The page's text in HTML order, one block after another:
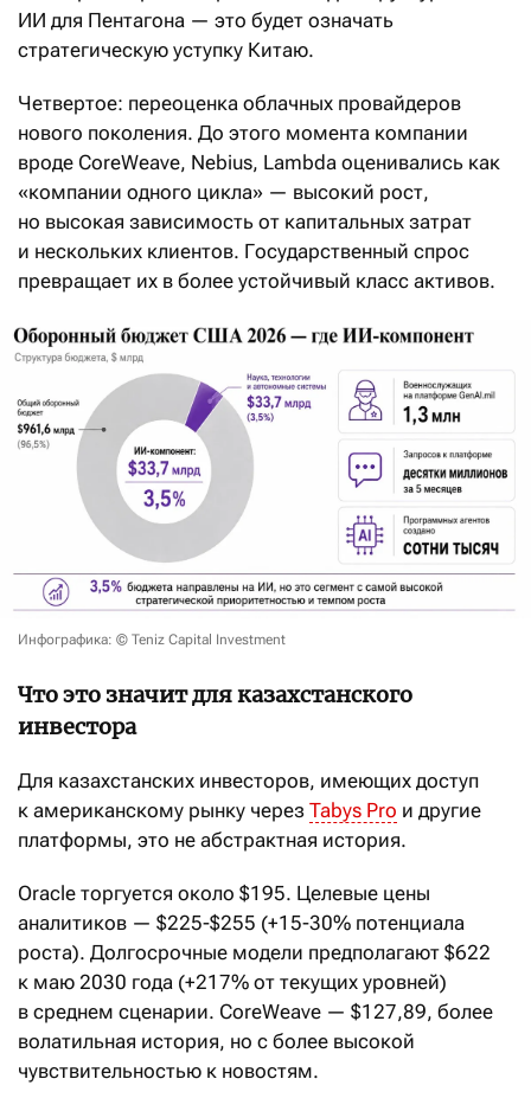
ИИ для Пентагона — это будет означать
стратегическую уступку Китаю.
Четвертое: переоценка облачных провайдеров
нового поколения. До этого момента компании
вроде CoreWeave, Nebius, Lambda оценивались как
«компании одного цикла» — высокий рост,
но высокая зависимость от капитальных затрат
и нескольких клиентов. Государственный спрос
превращает их в более устойчивый класс активов.
Инфографика: © Teniz Capital Investment
Что это значит для казахстанского
инвестора
Для казахстанских инвесторов, имеющих доступ
к американскому рынку через Tabys Pro и другие
платформы, это не абстрактная история.
Oracle торгуется около $195. Целевые цены
аналитиков — $225-$255 (+15-30% потенциала
роста). Долгосрочные модели предполагают $622
к маю 2030 года (+217% от текущих уровней)
в среднем сценарии. CoreWeave — $127,89, более
волатильная история, но с более высокой
чувствительностью к новостям.